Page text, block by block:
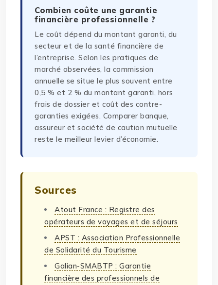
Combien coûte une garantie
financière professionnelle ?
Le coût dépend du montant garanti, du
secteur et de la santé financière de
l’entreprise. Selon les pratiques de
marché observées, la commission
annuelle se situe le plus souvent entre
0,5 % et 2 % du montant garanti, hors
frais de dossier et coût des contre-
garanties exigées. Comparer banque,
assureur et société de caution mutuelle
reste le meilleur levier d’économie.
Sources
Atout France : Registre des
opérateurs de voyages et de séjours
APST : Association Professionnelle
de Solidarité du Tourisme
Galian-SMABTP : Garantie
financière des professionnels de